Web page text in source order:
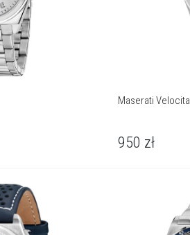
Maserati Velocita
950 zł